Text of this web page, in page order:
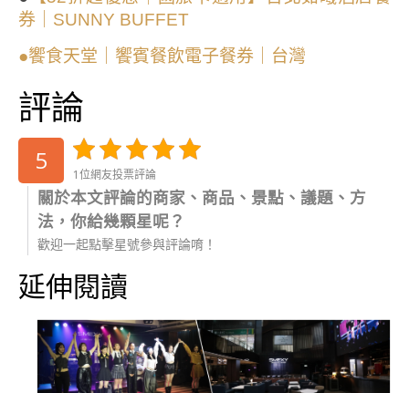
券｜SUNNY BUFFET
●饗食天堂｜饗賓餐飲電子餐券｜台灣
評論
5 1位網友投票評論
關於本文評論的商家、商品、景點、議題、方
法，你給幾顆星呢？
歡迎一起點擊星號參與評論唷！
延伸閱讀